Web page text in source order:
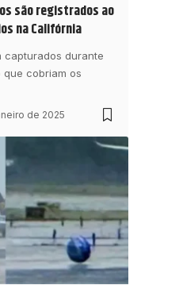
são registrados ao
na Califórnia
capturados durante
que cobriam os
de 2025